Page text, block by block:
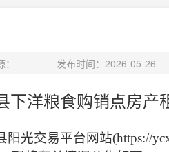
发布时间：2026-05-26
下洋粮食购销点房产
阳光交易平台网站(https://